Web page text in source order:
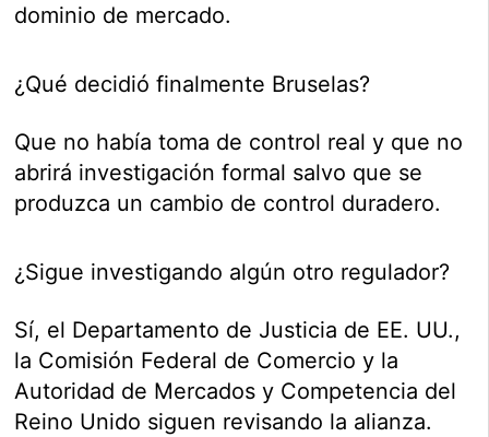
dominio de mercado.
¿Qué decidió finalmente Bruselas?
Que no había toma de control real y que no
abrirá investigación formal salvo que se
produzca un cambio de control duradero.
¿Sigue investigando algún otro regulador?
Sí, el Departamento de Justicia de EE. UU.,
la Comisión Federal de Comercio y la
Autoridad de Mercados y Competencia del
Reino Unido siguen revisando la alianza.